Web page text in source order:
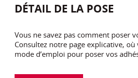
DÉTAIL DE LA POSE
Vous ne savez pas comment poser
Consultez notre page explicative,
mode d’emploi pour poser vos